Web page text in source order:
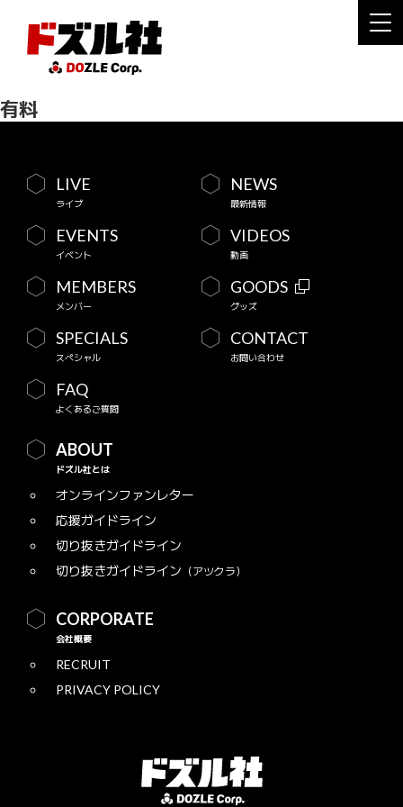
有料
LIVE
ライブ
NEWS
最新情報
EVENTS
イベント
VIDEOS
動画
MEMBERS
メンバー
GOODS
グッズ
SPECIALS
スペシャル
CONTACT
お問い合わせ
FAQ
よくあるご質問
ABOUT
ドズル社とは
オンラインファンレター
応援ガイドライン
切り抜きガイドライン
切り抜きガイドライン （アツクラ）
CORPORATE
会社概要
RECRUIT
PRIVACY POLICY